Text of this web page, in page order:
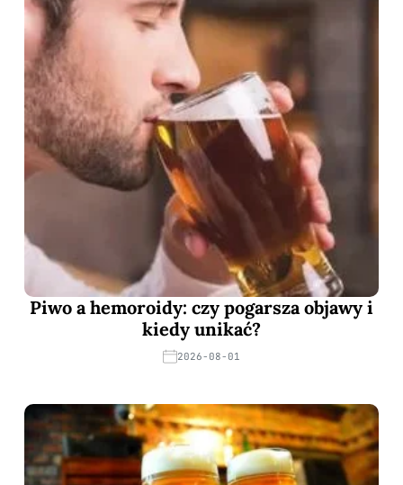
Piwo a hemoroidy: czy pogarsza objawy i
kiedy unikać?
2026-08-01